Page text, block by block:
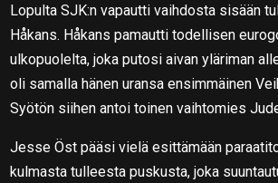
Lopulta SJK:n vapautti vaihdosta sisään
Håkans. Håkans pamautti todellisen
ulkopuolelta, joka putosi aivan yläriman
oli samalla hänen uransa ensimmäinen
Syötön siihen antoi toinen vaihtomies
Jesse Öst pääsi vielä esittämään
kulmasta tulleesta puskusta, joka